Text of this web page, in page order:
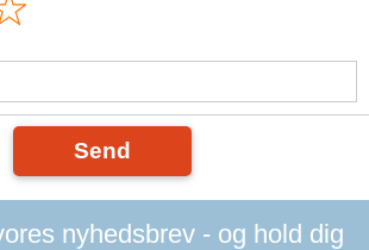
Send
nyhedsbrev - og hold dig